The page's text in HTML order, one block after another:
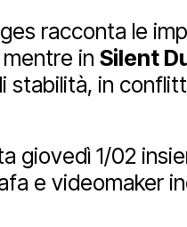
racconta le
in Silent
stabilità, in
giovedì 1/02
e videomaker